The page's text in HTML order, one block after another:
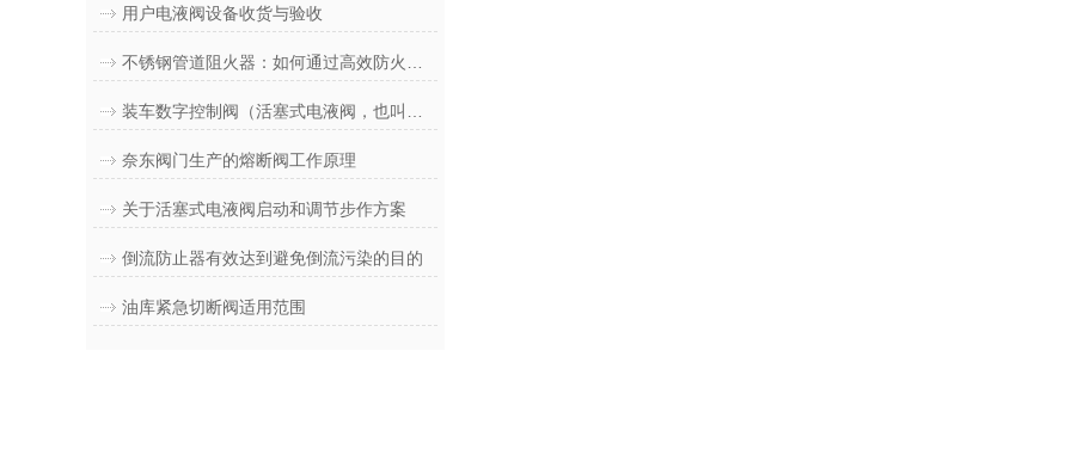
用户电液阀设备收货与验收
奈东阀门生产的熔断阀工作原理
关于活塞式电液阀启动和调节步作方案
倒流防止器有效达到避免倒流污染的目的
油库紧急切断阀适用范围